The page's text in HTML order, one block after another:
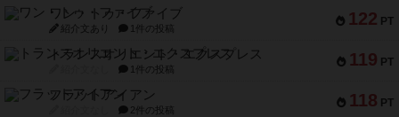
122 PT
ワン・トゥ・ファイブ
紹介文あり 1件の投稿
119 PT
トランスオリエント・エクスプレス
1件の投稿
118 PT
フラットアイアン
2件の投稿